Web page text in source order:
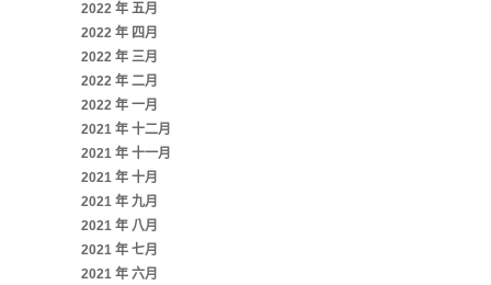
2022 年 五月
2022 年 四月
2022 年 三月
2022 年 二月
2022 年 一月
2021 年 十二月
2021 年 十一月
2021 年 十月
2021 年 九月
2021 年 八月
2021 年 七月
2021 年 六月